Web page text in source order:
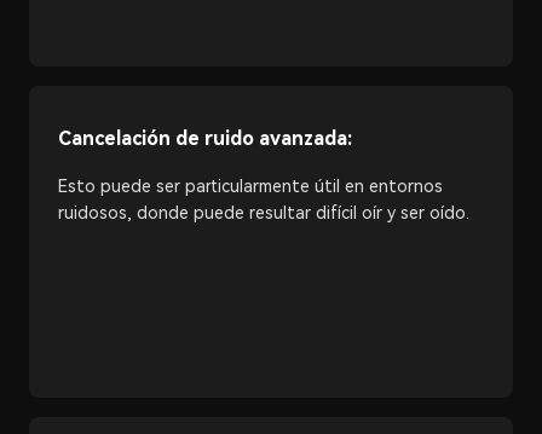
Cancelación de ruido avanzada:
Esto puede ser particularmente útil en entornos
ruidosos, donde puede resultar difícil oír y ser oído.